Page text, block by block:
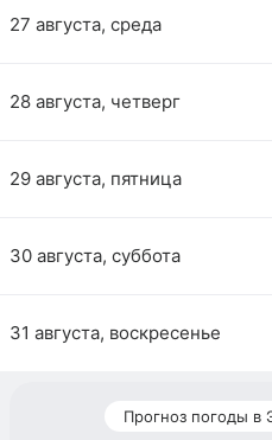
27 августа, среда
28 августа, четверг
29 августа, пятница
30 августа, суббота
31 августа, воскресенье
Прогноз погоды в